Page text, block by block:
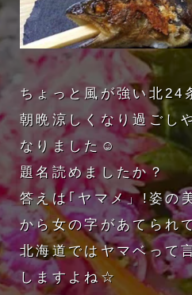
ちょっと風が強い北24
朝晩涼しくなり過ごし
なりました☺️
題名読めましたか？
答えは｢ヤマメ」!姿の
から女の字があてられ
北海道ではヤマベって
しますよね☆